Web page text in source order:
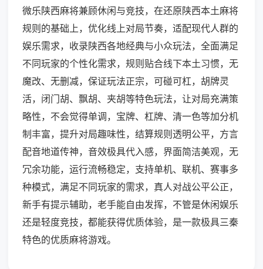
微乐陕西麻将兼顾休闲与竞技，在还原陕西本土麻将
规则的基础上，优化线上对局节奏，适配现代人群的
娱乐需求，收录陕西各地经典与小众玩法，全面满足
不同玩家的个性化需求，规则贴合线下本土习惯，无
魔改、无删减，保证玩法正宗，可碰可杠，胡牌灵
活，闭门胡、飘胡、夹胡等特色玩法，让对局充满策
略性，不会觉得单调，宝牌、杠牌、清一色等加分机
制丰富，提升对局趣味性，结算规则透明公平，方言
配音地道传神，音效极具代入感，界面简洁美观，无
冗余功能，运行流畅稳定，支持单机、联机、赛事多
种模式，满足不同玩家的需求，真人对战公平公正，
新手有提示辅助，老手能自由发挥，不管是休闲娱乐
还是轻度竞技，都能获得优质体验，是一款极具三秦
特色的优质麻将游戏。